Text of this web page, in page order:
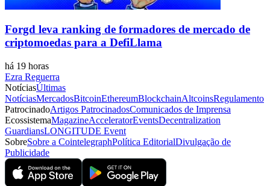
Forgd leva ranking de formadores de mercado de
criptomoedas para a DefiLlama
há 19 horas
Ezra Reguerra
NotíciasÚltimas
NotíciasMercadosBitcoinEthereumBlockchainAltcoinsRegulamento
PatrocinadoArtigos PatrocinadosComunicados de Imprensa
EcossistemaMagazineAcceleratorEventsDecentralization
GuardiansLONGITUDE Event
SobreSobre a CointelegraphPolítica EditorialDivulgação de
Publicidade